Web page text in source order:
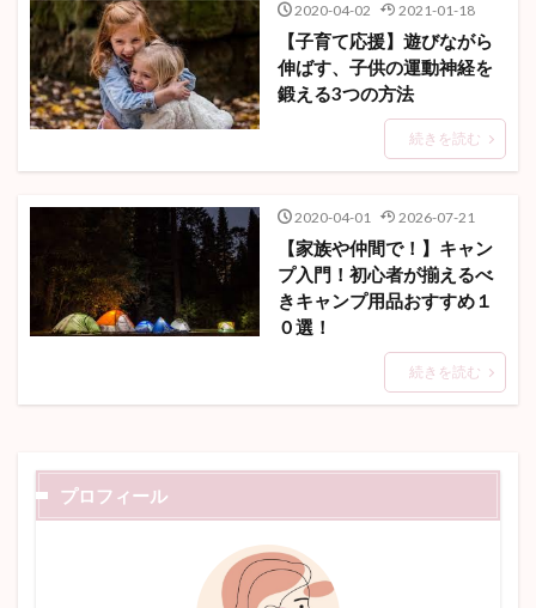
2020-04-02 2021-01-18
【子育て応援】遊びながら
伸ばす、子供の運動神経を
鍛える3つの方法
続きを読む
2020-04-01 2026-07-21
【家族や仲間で！】キャン
プ入門！初心者が揃えるべ
きキャンプ用品おすすめ１
０選！
続きを読む
プロフィール